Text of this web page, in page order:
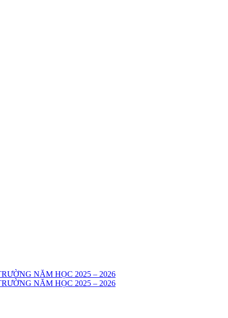
NĂM HỌC 2025 – 2026
NĂM HỌC 2025 – 2026